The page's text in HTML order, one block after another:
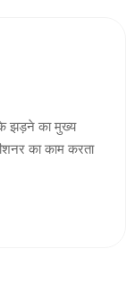
झड़ने का मुख्य
का काम करता